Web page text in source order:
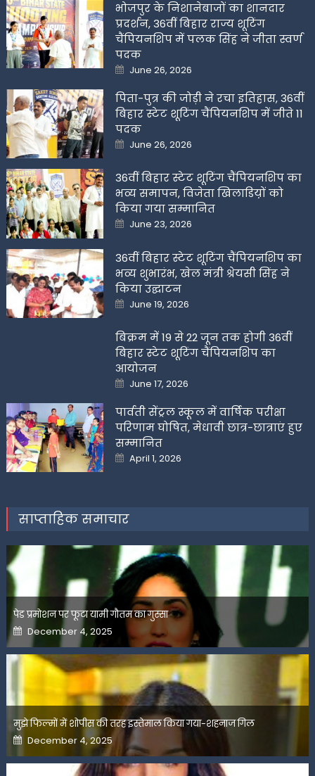
भोजपुर के निशानेबाजों का शानदार
प्रदर्शन, 36वीं बिहार राज्य शूटिंग
चैंपियनशिप में पलक सिंह ने जीता स्वर्ण
पदक
Posted
on
June 26, 2026
पिता-पुत्र की जोड़ी ने रचा इतिहास, 36वीं
बिहार स्टेट शूटिंग चैंपियनशिप में जीते 11
पदक
Posted
on
June 26, 2026
36वीं बिहार स्टेट शूटिंग चैंपियनशिप का
भव्य समापन, विजेता खिलाडिय़ों को
किया गया सम्मानित
Posted
on
June 23, 2026
36वीं बिहार स्टेट शूटिंग चैंपियनशिप का
भव्य शुभारंभ, खेल मंत्री श्रेयसी सिंह ने
किया उद्घाटन
Posted
on
June 19, 2026
बिक्रम में 19 से 22 जून तक होगी 36वीं
बिहार स्टेट शूटिंग चैंपियनशिप का
आयोजन
Posted
on
June 17, 2026
पार्वती सेंट्रल स्कूल में वार्षिक परीक्षा
परिणाम घोषित, मेधावी छात्र-छात्राएं हुए
सम्मानित
Posted
on
April 1, 2026
साप्ताहिक समाचार
पेड प्रमोशन पर फूटा यामी गौतम का गुस्सा
Posted
on
December 4, 2025
मुझे फिल्मों में शोपीस की तरह इस्तेमाल किया गया-शहनाज गिल
Posted
on
December 4, 2025